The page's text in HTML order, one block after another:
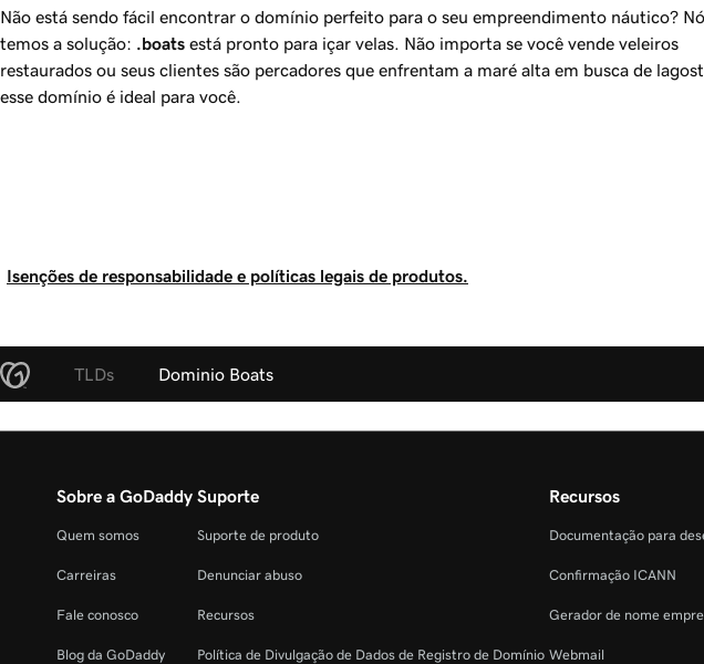
Não está sendo fácil encontrar o domínio perfeito para o seu empreendimento náutico?
temos a solução: .boats está pronto para içar velas. Não importa se você vende veleiros
restaurados ou seus clientes são percadores que enfrentam a maré alta em busca de
esse domínio é ideal para você.
Isenções de responsabilidade e políticas legais de produtos.
TLDs Dominio Boats
Sobre a GoDaddy
Quem somos
Carreiras
Fale conosco
Blog da GoDaddy
Suporte
Suporte de produto
Denunciar abuso
Recursos
Política de Divulgação de Dados de Registro de Domínio
Recursos
Documentação para
Confirmação ICANN
Gerador de nome
Webmail